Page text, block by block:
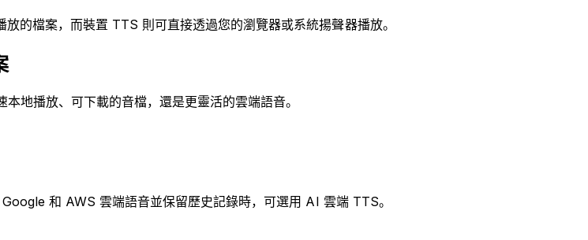
的檔案，而裝置 TTS 則可直接透過您的瀏覽器或系統揚聲器播放。
地播放、可下載的音檔，還是更靈活的雲端語音。
和 AWS 雲端語音並保留歷史記錄時，可選用 AI 雲端 TTS。